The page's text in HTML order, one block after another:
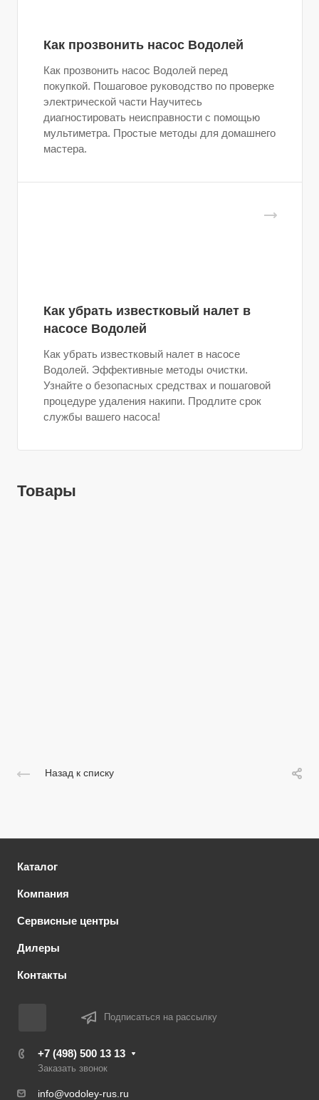
Как прозвонить насос Водолей
Как прозвонить насос Водолей перед
покупкой. Пошаговое руководство по проверке
электрической части Научитесь
диагностировать неисправности с помощью
мультиметра. Простые методы для домашнего
мастера.
Как убрать известковый налет в
насосе Водолей
Как убрать известковый налет в насосе
Водолей. Эффективные методы очистки.
Узнайте о безопасных средствах и пошаговой
процедуре удаления накипи. Продлите срок
службы вашего насоса!
Товары
Назад к списку
Каталог
Компания
Сервисные центры
Дилеры
Контакты
Подписаться на рассылку
+7 (498) 500 13 13
Заказать звонок
info@vodoley-rus.ru